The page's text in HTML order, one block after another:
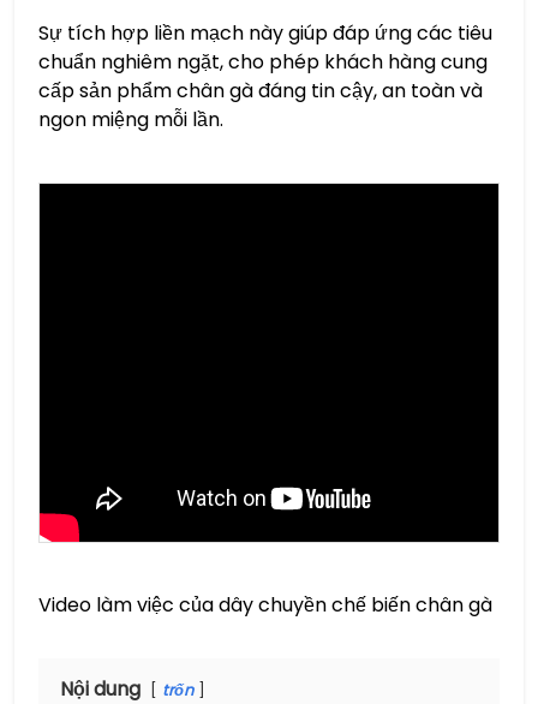
Sự tích hợp liền mạch này giúp đáp ứng các tiêu
chuẩn nghiêm ngặt, cho phép khách hàng cung
cấp sản phẩm chân gà đáng tin cậy, an toàn và
ngon miệng mỗi lần.
Video làm việc của dây chuyền chế biến chân gà
Nội dung trốn